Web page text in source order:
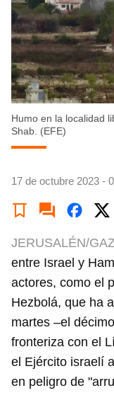
Humo en la localidad
Shab. (EFE)
17 de octubre 2023 -
JERUSALÉN/
entre Israel y
actores, como el
Hezbolá, que ha
martes –el
fronteriza con el
el Ejército israelí
en peligro de